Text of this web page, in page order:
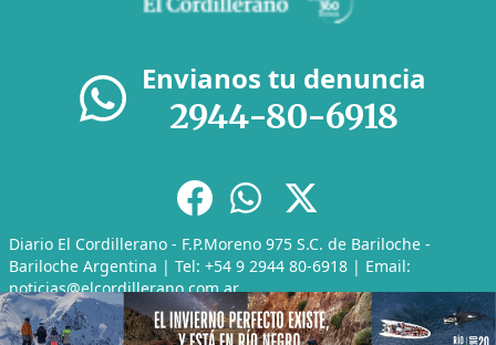
Envianos tu denuncia
2944-80-6918
Diario El Cordillerano - F.P.Moreno 975 S.C. de Bariloche -
Bariloche Argentina | Tel: +54 9 2944 80-6918 | Email:
noticias@elcordillerano.com.ar
RSS|Media Kit|Políticas de Privacidad|Archivo